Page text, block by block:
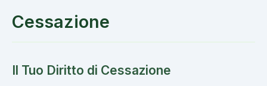
Cessazione
Il Tuo Diritto di Cessazione